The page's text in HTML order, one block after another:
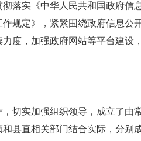
落实《中华人民共和国政府信
规定》，紧紧围绕政府信息公
度，加强政府网站等平台建设
切实加强组织领导，成立了由
县直相关部门结合实际，分别